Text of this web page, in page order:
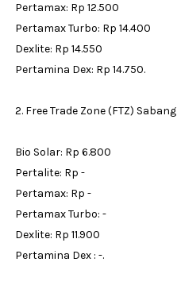
Pertamax: Rp 12.500
Pertamax Turbo: Rp 14.400
Dexlite: Rp 14.550
Pertamina Dex: Rp 14.750.
2. Free Trade Zone (FTZ) Sabang
Bio Solar: Rp 6.800
Pertalite: Rp -
Pertamax: Rp -
Pertamax Turbo: -
Dexlite: Rp 11.900
Pertamina Dex : -.